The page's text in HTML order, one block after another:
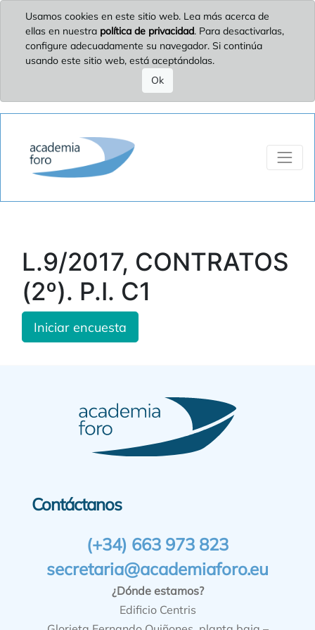
Usamos cookies en este sitio web. Lea más acerca de
ellas en nuestra política de privacidad. Para desactivarlas,
configure adecuadamente su navegador. Si continúa
usando este sitio web, está aceptándolas.
Ok
L.9/2017, CONTRATOS
(2º). P.I. C1
Iniciar encuesta
Contáctanos
(+34) 663 973 823
secretaria@academiaforo.eu
¿Dónde estamos?
Edificio Centris